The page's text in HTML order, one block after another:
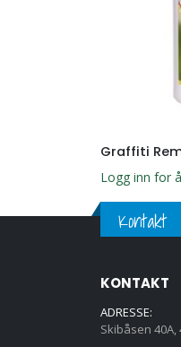
Graffiti
Logg inn for
Kontakt
KONTAKT
ADRESSE:
Skibåsen